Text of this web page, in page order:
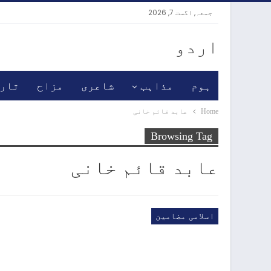
جمعہ, اگست 7, 2026
اردو
ہوم مذاہب شاعری مزاح
Home عابد قائم خانی
Browsing Tag
عابد قائم خانی
اسلامی مضامین